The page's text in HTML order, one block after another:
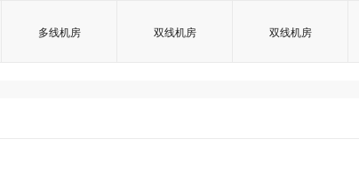
多线机房 双线机房 双线机房